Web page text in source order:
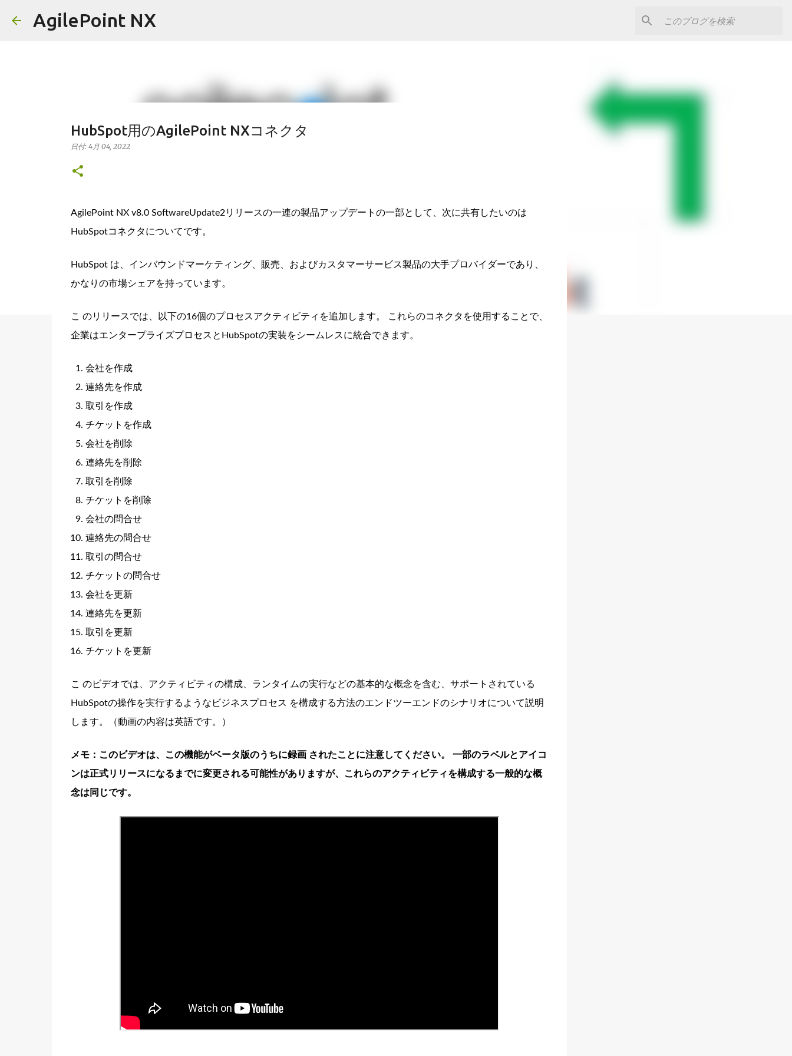
AgilePoint NX
HubSpot用のAgilePoint NXコネクタ
日付: 4月 04, 2022
AgilePoint NX v8.0 SoftwareUpdate2リリースの一連の製品アップデートの一部として、次に共有したいのは
HubSpotコネクタについてです。
HubSpot は、インバウンドマーケティング、販売、およびカスタマーサービス製品の大手プロバイダーであり、
かなりの市場シェアを持っています。
こ のリリースでは、以下の16個のプロセスアクティビティを追加します。 これらのコネクタを使用することで、
企業はエンタープライズプロセスとHubSpotの実装をシームレスに統合できます。
会社を作成
連絡先を作成
取引を作成
チケットを作成
会社を削除
連絡先を削除
取引を削除
チケットを削除
会社の問合せ
連絡先の問合せ
取引の問合せ
チケットの問合せ
会社を更新
連絡先を更新
取引を更新
チケットを更新
こ のビデオでは、アクティビティの構成、ランタイムの実行などの基本的な概念を含む、サポートされている
HubSpotの操作を実行するようなビジネスプロセス を構成する方法のエンドツーエンドのシナリオについて説明
します。（動画の内容は英語です。）
メモ：このビデオは、この機能がベータ版のうちに録画 されたことに注意してください。 一部のラベルとアイコ
ンは正式リリースになるまでに変更される可能性がありますが、これらのアクティビティを構成する一般的な概
念は同じです。